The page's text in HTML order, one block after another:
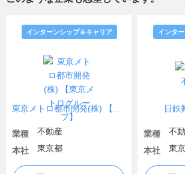
インターンシップ＆キャリア
業種
不動産
本社
東京都
日鉄
インタ
業種
不
本社
東